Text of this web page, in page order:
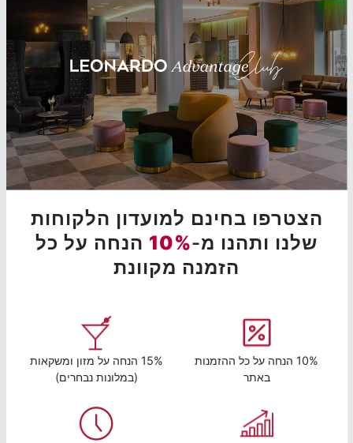
הצטרפו בחינם למועדון הלקוחות
שלנו ותהנו מ-10% הנחה על כל
הזמנה מקוונת
10% הנחה על כל ההזמנות
באתר
15% הנחה על מזון ומשקאות
(במלונות נבחרים)